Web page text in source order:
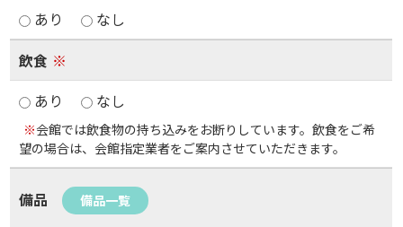
あり
なし
飲食 ※
あり
なし
※会館では飲食物の持ち込みをお断りしています。飲食をご希
望の場合は、会館指定業者をご案内させていただきます。
備品 備品一覧